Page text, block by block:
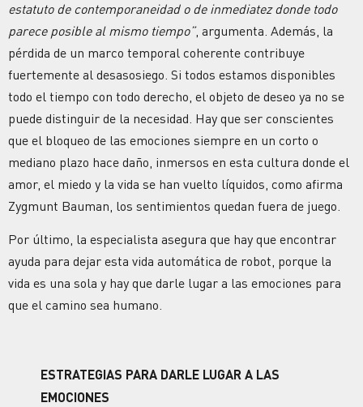
estatuto de contemporaneidad o de inmediatez donde todo
parece posible al mismo tiempo”, argumenta. Además, la
pérdida de un marco temporal coherente contribuye
fuertemente al desasosiego. Si todos estamos disponibles
todo el tiempo con todo derecho, el objeto de deseo ya no se
puede distinguir de la necesidad. Hay que ser conscientes
que el bloqueo de las emociones siempre en un corto o
mediano plazo hace daño, inmersos en esta cultura donde el
amor, el miedo y la vida se han vuelto líquidos, como afirma
Zygmunt Bauman, los sentimientos quedan fuera de juego.
Por último, la especialista asegura que hay que encontrar
ayuda para dejar esta vida automática de robot, porque la
vida es una sola y hay que darle lugar a las emociones para
que el camino sea humano.
ESTRATEGIAS PARA DARLE LUGAR A LAS
EMOCIONES